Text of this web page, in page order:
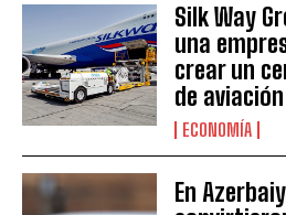
Silk Way
una
crear un
de
ECONOMÍA
En